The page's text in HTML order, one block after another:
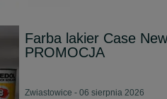
Farba lakier Case
PROMOCJA
Zwiastowice - 06 sierpnia 2026